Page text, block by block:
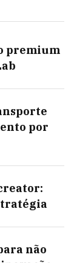
premium
por
não